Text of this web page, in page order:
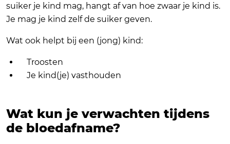
suiker je kind mag, hangt af van hoe zwaar je kind is.
Je mag je kind zelf de suiker geven.
Wat ook helpt bij een (jong) kind:
Troosten
Je kind(je) vasthouden
Wat kun je verwachten tijdens
de bloedafname?